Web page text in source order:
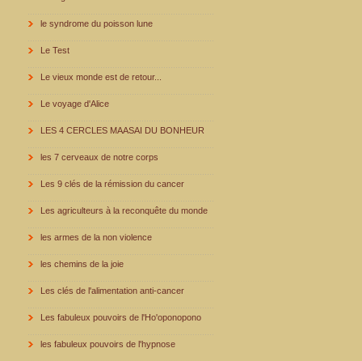
le syndrome du poisson lune
Le Test
Le vieux monde est de retour...
Le voyage d'Alice
LES 4 CERCLES MAASAI DU BONHEUR
les 7 cerveaux de notre corps
Les 9 clés de la rémission du cancer
Les agriculteurs à la reconquête du monde
les armes de la non violence
les chemins de la joie
Les clés de l'alimentation anti-cancer
Les fabuleux pouvoirs de l'Ho'oponopono
les fabuleux pouvoirs de l'hypnose